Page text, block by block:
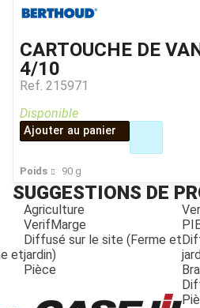
CARTOUCHE DE
4/10
Ref. 215971
Poids 90 g
Disponible
Ajouter au panier
SUGGESTIONS DE
et
Agriculture
VerifMarge
Diffusé sur le site (Ferme et
jardin)
Pièce